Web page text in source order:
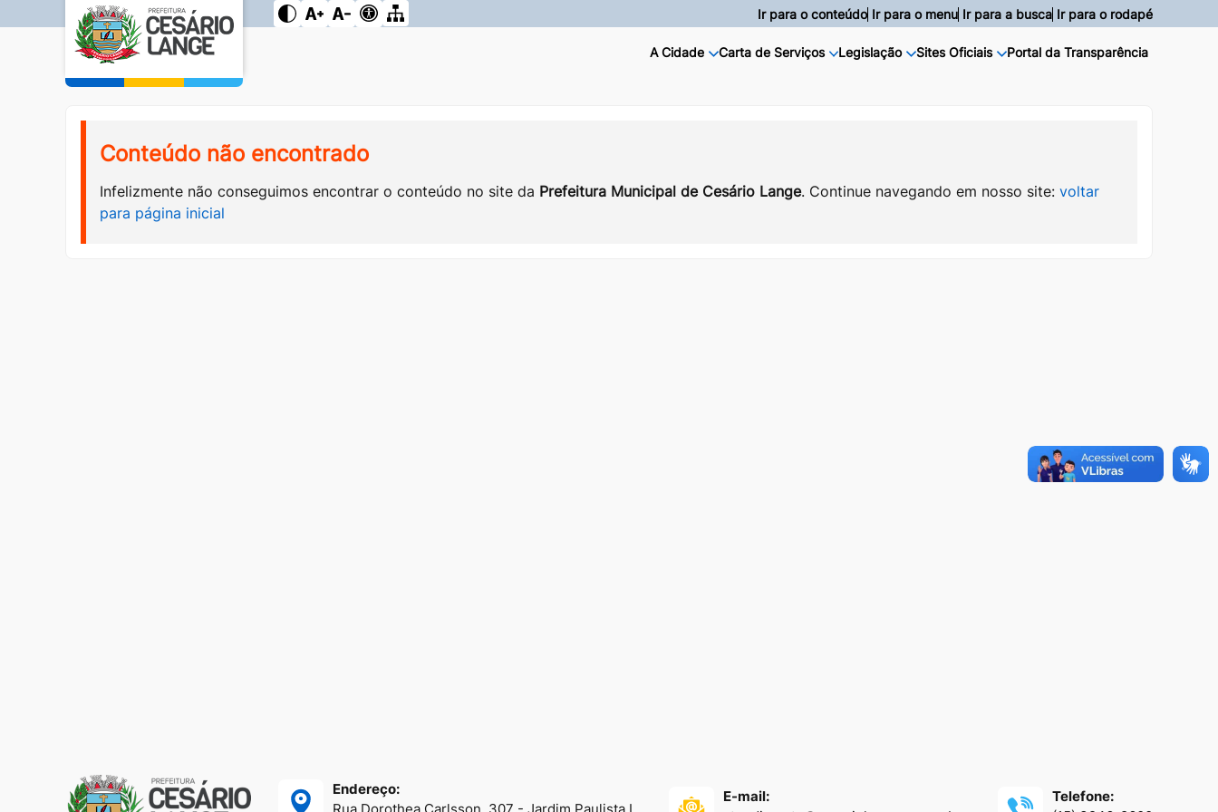
Ir para o conteúdo Ir para o menu Ir para a busca Ir para o rodapé
A Cidade Carta de Serviços Legislação Sites Oficiais Portal da Transparência
Conteúdo não encontrado
Infelizmente não conseguimos encontrar o conteúdo no site da Prefeitura Municipal de Cesário Lange. Continue navegando em nosso site: voltar
para página inicial
Endereço:
Rua Dorothea Carlsson, 307 - Jardim Paulista I
E-mail:
Telefone: